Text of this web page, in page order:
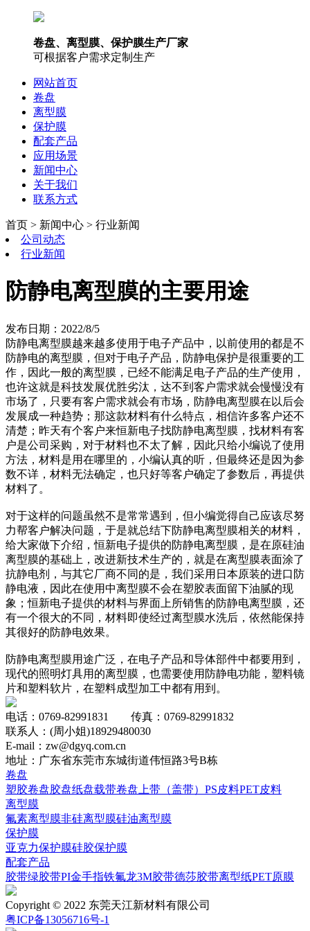
卷盘、离型膜、保护膜生产厂家
可根据客户需求定制生产
网站首页
卷盘
离型膜
保护膜
配套产品
应用场景
新闻中心
关于我们
联系方式
首页 > 新闻中心 > 行业新闻
公司动态
行业新闻
防静电离型膜的主要用途
发布日期：2022/8/5
防静电离型膜越来越多使用于电子产品中，以前使用的都是不
防静电的离型膜，但对于电子产品，防静电保护是很重要的工
作，因此一般的离型膜，已经不能满足电子产品的生产使用，
也许这就是科技发展优胜劣汰，达不到客户需求就会慢慢没有
市场了，只要有客户需求就会有市场，防静电离型膜在以后会
发展成一种趋势；那这款材料有什么特点，相信许多客户还不
清楚；昨天有个客户来恒新电子找防静电离型膜，找材料有客
户是公司采购，对于材料也不太了解，因此只给小编说了使用
方法，材料是用在哪里的，小编认真的听，但最终还是因为参
数不详，材料无法确定，也只好等客户确定了参数后，再提供
材料了。
对于这样的问题虽然不是常常遇到，但小编觉得自己应该尽努
力帮客户解决问题，于是就总结下防静电离型膜相关的材料，
给大家做下介绍，恒新电子提供的防静电离型膜，是在原硅油
离型膜的基础上，改进新技术生产的，就是在离型膜表面涂了
抗静电剂，与其它厂商不同的是，我们采用日本原装的进口防
静电液，因此在使用中离型膜不会在塑胶表面留下油腻的现
象；恒新电子提供的材料与界面上所销售的防静电离型膜，还
有一个很大的不同，材料即使经过离型膜水洗后，依然能保持
其很好的防静电效果。
防静电离型膜用途广泛，在电子产品和导体部件中都要用到，
现代的照明灯具用的离型膜，也需要使用防静电功能，塑料镜
片和塑料软片，在塑料成型加工中都有用到。
电话：0769-82991831 传真：0769-82991832
联系人：(周小姐)18929480030
E-mail：zw@dgyq.com.cn
地址：广东省东莞市东城街道伟恒路3号B栋
卷盘
塑胶卷盘胶盘纸盘载带卷盘 上带（盖带） PS皮料PET皮料
离型膜
氟素离型膜非硅离型膜硅油离型膜
保护膜
亚克力保护膜硅胶保护膜
配套产品
胶带绿胶带PI金手指铁氟龙3M胶带德莎胶带离型纸PET原膜
Copyright © 2022 东莞天江新材料有限公司
粤ICP备13056716号-1